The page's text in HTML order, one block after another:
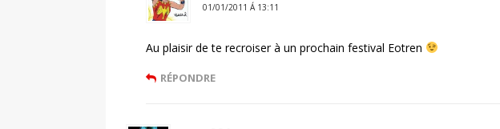
01/01/2011 Á 13:11
Au plaisir de te recroiser à un prochain festival Eotren
RÉPONDRE